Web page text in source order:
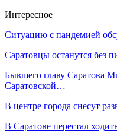
Интересное
Ситуацию с пандемией
Саратовцы останутся без
Бывшего главу Саратова
Саратовской…
В центре города снесут
В Саратове перестал